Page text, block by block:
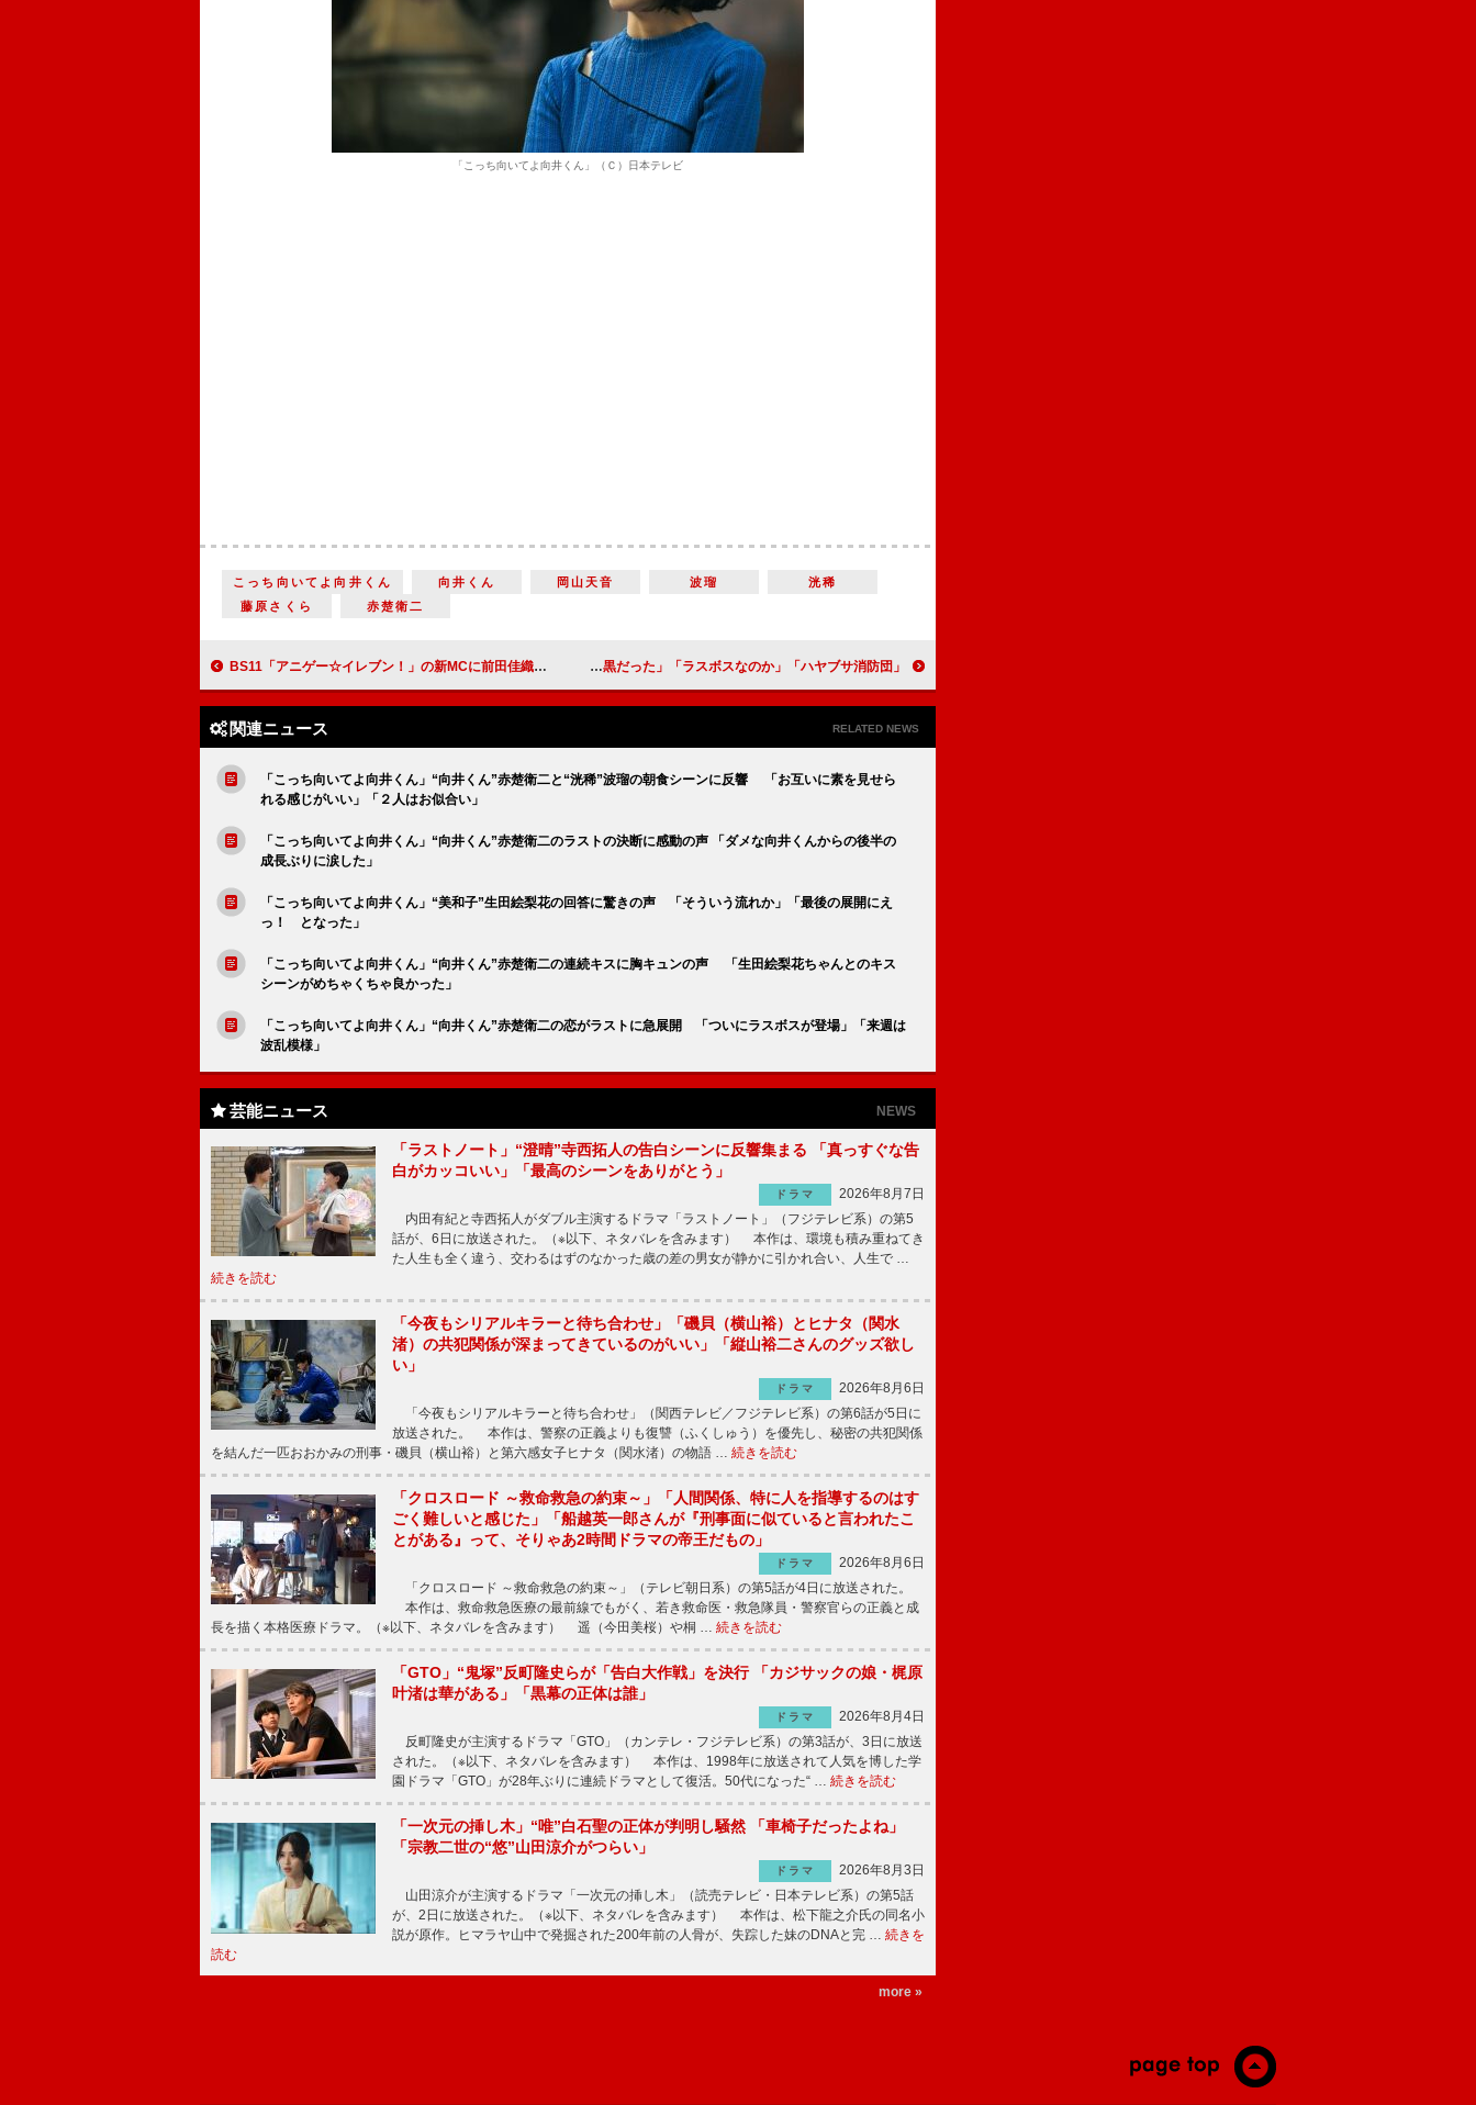
「こっち向いてよ向井くん」（Ｃ）日本テレビ
こっち向いてよ向井くん 向井くん 岡山天音 波瑠
洸稀
藤原さくら
赤楚衛二
BS11「アニゲー☆イレブン！」の新MCに前田佳織里が就任 初回収録は「ジェットコースターみたいにドキドキしました」 「ハヤブサ消防団」ラストの展開に視聴者衝撃 「やっぱり真っ黒だった」「ラスボスなのか」
関連ニュース RELATED NEWS
「こっち向いてよ向井くん」“向井くん”赤楚衛二と“洸稀”波瑠の朝食シーンに反響 「お互いに素を見せら
れる感じがいい」「２人はお似合い」
「こっち向いてよ向井くん」“向井くん”赤楚衛二のラストの決断に感動の声 「ダメな向井くんからの後半の
成長ぶりに涙した」
「こっち向いてよ向井くん」“美和子”生田絵梨花の回答に驚きの声 「そういう流れか」「最後の展開にえ
っ！ となった」
「こっち向いてよ向井くん」“向井くん”赤楚衛二の連続キスに胸キュンの声 「生田絵梨花ちゃんとのキス
シーンがめちゃくちゃ良かった」
「こっち向いてよ向井くん」“向井くん”赤楚衛二の恋がラストに急展開 「ついにラスボスが登場」「来週は
波乱模様」
芸能ニュース NEWS
「ラストノート」“澄晴”寺西拓人の告白シーンに反響集まる 「真っすぐな告
白がカッコいい」「最高のシーンをありがとう」
ドラマ
2026年8月7日
内田有紀と寺西拓人がダブル主演するドラマ「ラストノート」（フジテレビ系）の第5
話が、6日に放送された。（※以下、ネタバレを含みます） 本作は、環境も積み重ねてき
た人生も全く違う、交わるはずのなかった歳の差の男女が静かに引かれ合い、人生で …
続きを読む
「今夜もシリアルキラーと待ち合わせ」「磯貝（横山裕）とヒナタ（関水
渚）の共犯関係が深まってきているのがいい」「縦山裕二さんのグッズ欲し
い」
ドラマ
2026年8月6日
「今夜もシリアルキラーと待ち合わせ」（関西テレビ／フジテレビ系）の第6話が5日に
放送された。 本作は、警察の正義よりも復讐（ふくしゅう）を優先し、秘密の共犯関係
を結んだ一匹おおかみの刑事・磯貝（横山裕）と第六感女子ヒナタ（関水渚）の物語 … 続きを読む
「クロスロード ～救命救急の約束～」「人間関係、特に人を指導するのはす
ごく難しいと感じた」「船越英一郎さんが『刑事面に似ていると言われたこ
とがある』って、そりゃあ2時間ドラマの帝王だもの」
ドラマ
2026年8月6日
「クロスロード ～救命救急の約束～」（テレビ朝日系）の第5話が4日に放送された。
本作は、救命救急医療の最前線でもがく、若き救命医・救急隊員・警察官らの正義と成
長を描く本格医療ドラマ。（※以下、ネタバレを含みます） 遥（今田美桜）や桐 … 続きを読む
「GTO」“鬼塚”反町隆史らが「告白大作戦」を決行 「カジサックの娘・梶原
叶渚は華がある」「黒幕の正体は誰」
ドラマ
2026年8月4日
反町隆史が主演するドラマ「GTO」（カンテレ・フジテレビ系）の第3話が、3日に放送
された。（※以下、ネタバレを含みます） 本作は、1998年に放送されて人気を博した学
園ドラマ「GTO」が28年ぶりに連続ドラマとして復活。50代になった“ … 続きを読む
「一次元の挿し木」“唯”白石聖の正体が判明し騒然 「車椅子だったよね」
「宗教二世の“悠”山田涼介がつらい」
ドラマ
2026年8月3日
山田涼介が主演するドラマ「一次元の挿し木」（読売テレビ・日本テレビ系）の第5話
が、2日に放送された。（※以下、ネタバレを含みます） 本作は、松下龍之介氏の同名小
説が原作。ヒマラヤ山中で発掘された200年前の人骨が、失踪した妹のDNAと完 … 続きを
読む
more »